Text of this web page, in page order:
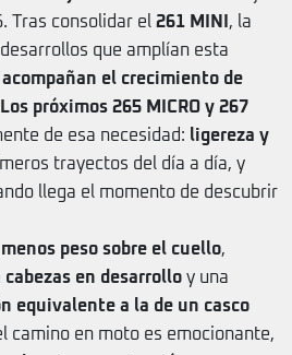
Tras consolidar el 261 MINI , la
que amplían esta
acompañan el crecimiento de
Los próximos 265 MICRO y 267
de esa necesidad: ligereza y
trayectos del día a día, y
llega el momento de descubrir
menos peso sobre el cuello,
en desarrollo y una
equivalente a la de un casco
camino en moto es emocionante,